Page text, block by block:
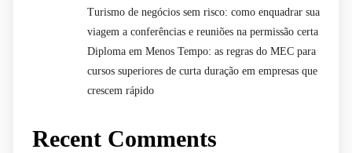
Turismo de negócios sem risco: como enquadrar sua
viagem a conferências e reuniões na permissão certa
Diploma em Menos Tempo: as regras do MEC para
cursos superiores de curta duração em empresas que
crescem rápido
Recent Comments